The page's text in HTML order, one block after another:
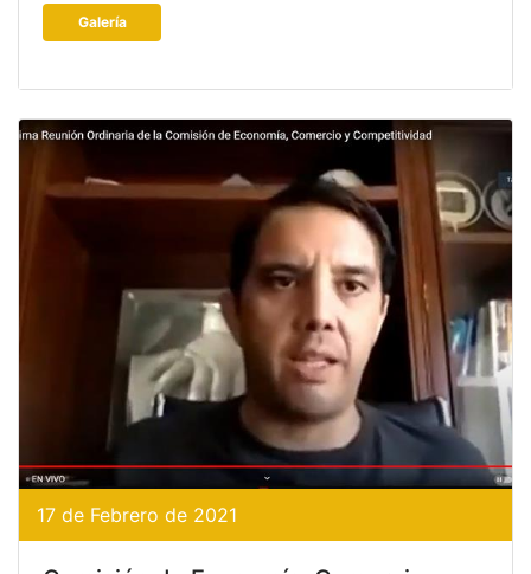
Galería
17 de Febrero de 2021